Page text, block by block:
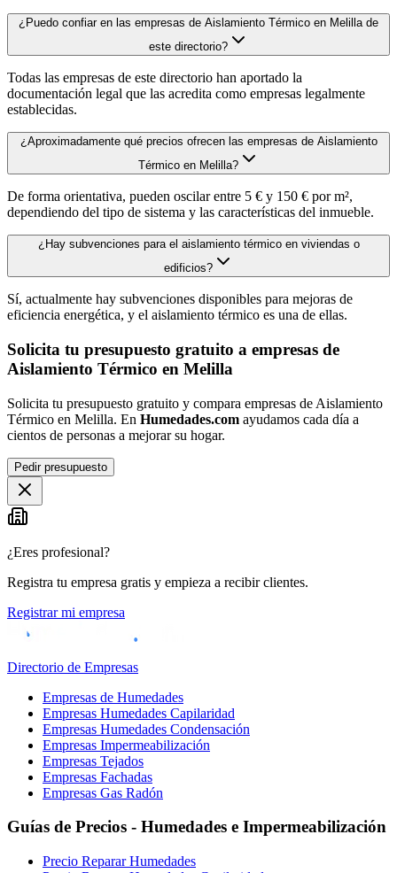
¿Puedo confiar en las empresas de Aislamiento Térmico en Melilla de
este directorio?
Todas las empresas de este directorio han aportado la
documentación legal que las acredita como empresas legalmente
establecidas.
¿Aproximadamente qué precios ofrecen las empresas de Aislamiento
Térmico en Melilla?
De forma orientativa, pueden oscilar entre 5 € y 150 € por m²,
dependiendo del tipo de sistema y las características del inmueble.
¿Hay subvenciones para el aislamiento térmico en viviendas o
edificios?
Sí, actualmente hay subvenciones disponibles para mejoras de
eficiencia energética, y el aislamiento térmico es una de ellas.
Solicita tu presupuesto gratuito a empresas de
Aislamiento Térmico en Melilla
Solicita tu presupuesto gratuito y compara empresas de Aislamiento
Térmico en Melilla. En Humedades.com ayudamos cada día a
cientos de personas a mejorar su hogar.
Pedir presupuesto
¿Eres profesional?
Registra tu empresa gratis y empieza a recibir clientes.
Registrar mi empresa
Directorio de Empresas
Empresas de Humedades
Empresas Humedades Capilaridad
Empresas Humedades Condensación
Empresas Impermeabilización
Empresas Tejados
Empresas Fachadas
Empresas Gas Radón
Guías de Precios - Humedades e Impermeabilización
Precio Reparar Humedades